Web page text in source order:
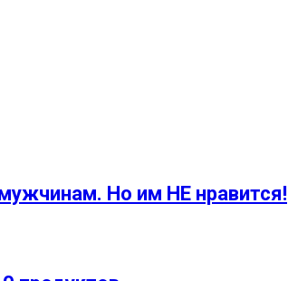
Но им НЕ нравится!